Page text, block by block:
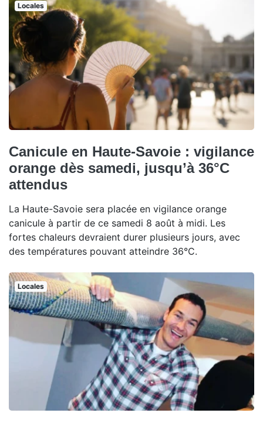
Locales
Canicule en Haute-Savoie : vigilance
orange dès samedi, jusqu’à 36°C
attendus
La Haute-Savoie sera placée en vigilance orange
canicule à partir de ce samedi 8 août à midi. Les
fortes chaleurs devraient durer plusieurs jours, avec
des températures pouvant atteindre 36°C.
Locales